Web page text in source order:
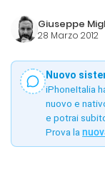
Giuseppe
28 Marzo 2012
Nuovo
iPhoneItalia
nuovo e
e potrai
Prova la